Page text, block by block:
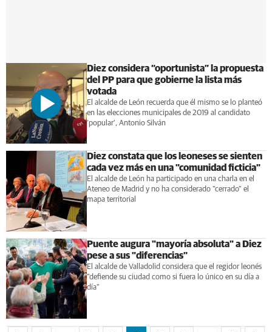
Diez considera “oportunista” la propuesta
del PP para que gobierne la lista más
votada
El alcalde de León recuerda que él mismo se lo planteó
en las elecciones municipales de 2019 al candidato
‘popular’, Antonio Silván
Diez constata que los leoneses se sienten
cada vez más en una "comunidad ficticia"
El alcalde de León ha participado en una charla en el
Ateneo de Madrid y no ha considerado "cerrado" el
mapa territorial
Puente augura "mayoría absoluta" a Diez
pese a sus "diferencias"
El alcalde de Valladolid considera que el regidor leonés
"defiende su ciudad como si fuera lo único en su día a
día"